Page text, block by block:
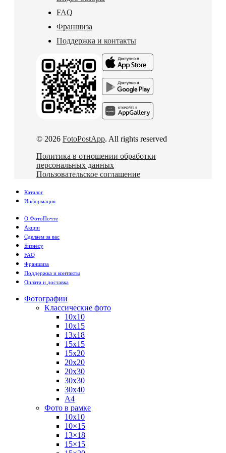
FAQ
Франшиза
Поддержка и контакты
© 2026 FotoPostApp. All rights reserved
Политика в отношении обработки
персональных данных
Пользовательское соглашение
Каталог
Информация
О ФотоПочте
Акции
Сделаем за вас
Бизнесу
FAQ
Франшиза
Поддержка и контакты
Оплата и доставка
Фотографии
Классические фото
10х10
10х15
13х18
15х15
15х20
20х20
20х30
30х30
30х40
А4
Фото в рамке
10х10
10×15
13×18
15×15